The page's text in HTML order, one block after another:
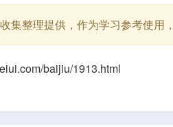
集整理提供，作为学习参考使用
baijiu/1913.html